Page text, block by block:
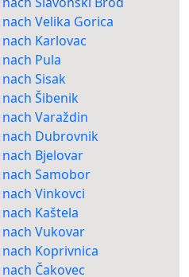
Velika Gorica
Karlovac
Pula
Sisak
Šibenik
Varaždin
Dubrovnik
Bjelovar
Samobor
Vinkovci
Kaštela
Vukovar
Koprivnica
Čakovec